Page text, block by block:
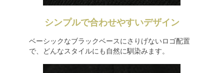
シンプルで合わせやすいデザイン
ベーシックなブラックベースにさりげないロゴ配置
で、どんなスタイルにも自然に馴染みます。